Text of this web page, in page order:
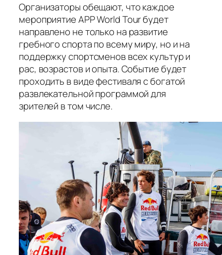
Организаторы обещают, что каждое
мероприятие APP World Tour будет
направлено не только на развитие
гребного спорта по всему миру, но и на
поддержку спортсменов всех культур и
рас, возрастов и опыта. Событие будет
проходить в виде фестиваля с богатой
развлекательной программой для
зрителей в том числе.